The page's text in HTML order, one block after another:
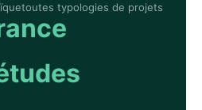
toutes typologies de projets